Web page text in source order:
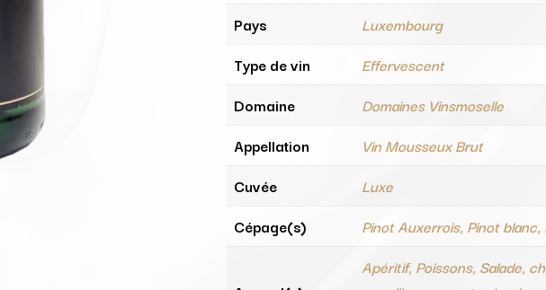
Pays
Luxembourg
Type de vin
Effervescent
Domaine
Domaines Vinsmoselle
Appellation
Vin Mousseux Brut
Cuvée
Luxe
Cépage(s)
Pinot Auxerrois, Pinot
Apéritif, Poissons, Salade,